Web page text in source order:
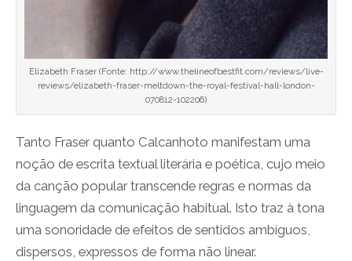
Elizabeth Fraser (Fonte: http://www.thelineofbestfit.com/reviews/live-
reviews/elizabeth-fraser-meltdown-the-royal-festival-hall-london-
070812-102206)
Tanto Fraser quanto Calcanhoto manifestam uma
noção de escrita textual literária e poética, cujo meio
da canção popular transcende regras e normas da
linguagem da comunicação habitual. Isto traz à tona
uma sonoridade de efeitos de sentidos ambíguos,
dispersos, expressos de forma não linear.